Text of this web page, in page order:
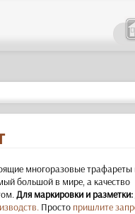
многоразовые трафареты
большой в мире, а качество
Для маркировки и разметки:
Просто пришлите